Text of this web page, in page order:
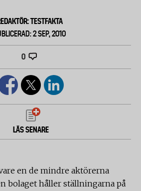
TESTFAKTA
2 SEP, 2010
0
LÄS SENARE
en de mindre aktörerna
bolaget håller ställningarna på